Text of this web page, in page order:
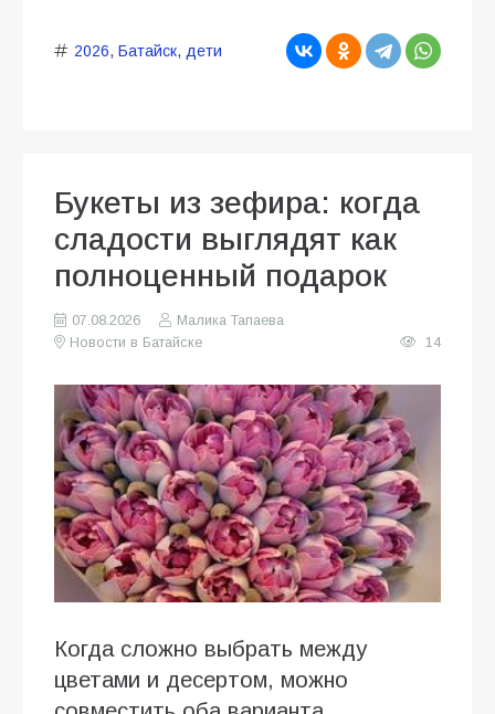
2026, Батайск, дети
Букеты из зефира: когда
сладости выглядят как
полноценный подарок
07.08.2026
Малика Тапаева
Новости в Батайске
14
Когда сложно выбрать между
цветами и десертом, можно